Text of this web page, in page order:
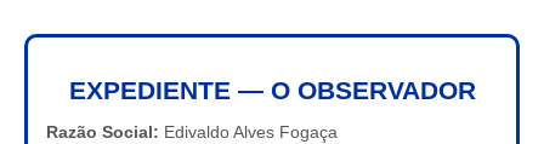
EXPEDIENTE — O OBSERVADOR
Razão Social: Edivaldo Alves Fogaça